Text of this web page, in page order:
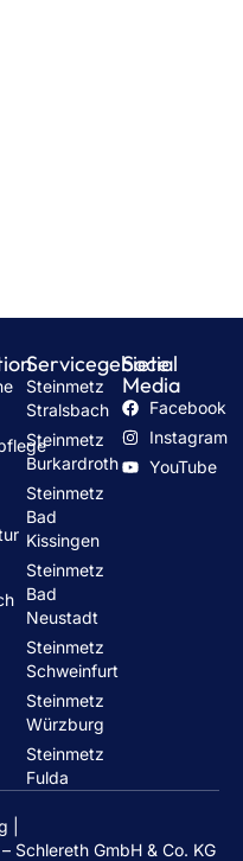
Servicegebiete
Steinmetz
Stralsbach
Steinmetz
Burkardroth
Steinmetz
Bad
Kissingen
Steinmetz
Bad
Neustadt
Steinmetz
Schweinfurt
Steinmetz
Würzburg
Steinmetz
Fulda
Social
Media
Facebook
Instagram
YouTube
Schlereth GmbH & Co. KG